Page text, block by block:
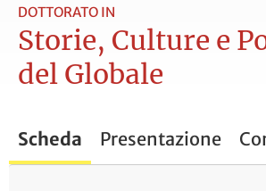
DOTTORATO IN
Storie, Culture e
del Globale
Scheda Presentazione